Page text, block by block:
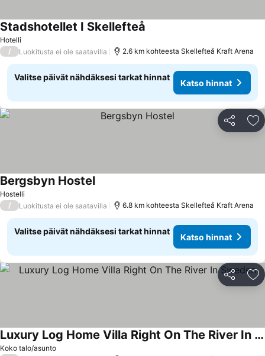
Hotelli
Stadshotellet I Skellefteå
/ Luokitusta ei ole saatavilla 2.6 km kohteesta Skellefteå Kraft Arena
Valitse päivät nähdäksesi tarkat hinnat
Katso hinnat
Jaa
Hostelli
Bergsbyn HostelKatso hinnat
/ Luokitusta ei ole saatavilla 6.8 km kohteesta Skellefteå Kraft Arena
Valitse päivät nähdäksesi tarkat hinnat
Katso hinnat
Jaa
Koko talo/asunto
Luxury Log Home Villa Right On The River In Sweden
Katso hinnat